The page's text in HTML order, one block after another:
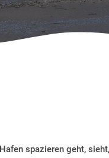
spazieren geht,